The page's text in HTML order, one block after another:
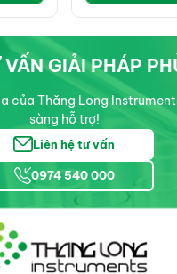
GIẢI PHÁP
của Thăng Long
sàng hỗ trợ!
Liên hệ tư vấn
0974 540 000